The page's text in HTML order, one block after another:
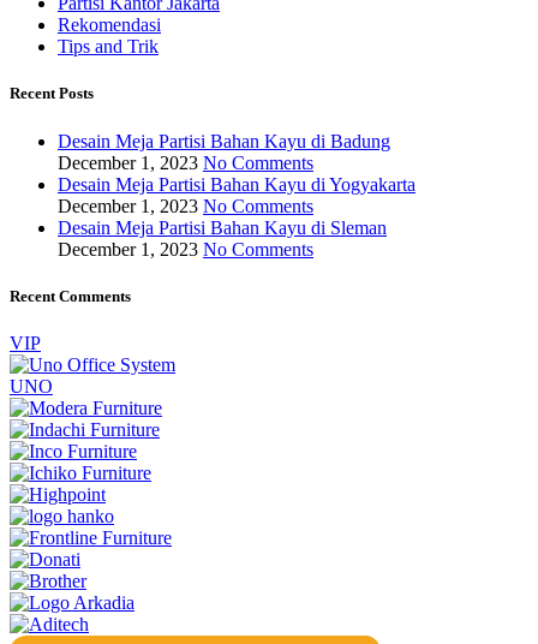
Rekomendasi
Tips and Trik
Recent Posts
Desain Meja Partisi Bahan Kayu di Badung
December 1, 2023 No Comments
Desain Meja Partisi Bahan Kayu di Yogyakarta
December 1, 2023 No Comments
Desain Meja Partisi Bahan Kayu di Sleman
December 1, 2023 No Comments
Recent Comments
VIP
UNO